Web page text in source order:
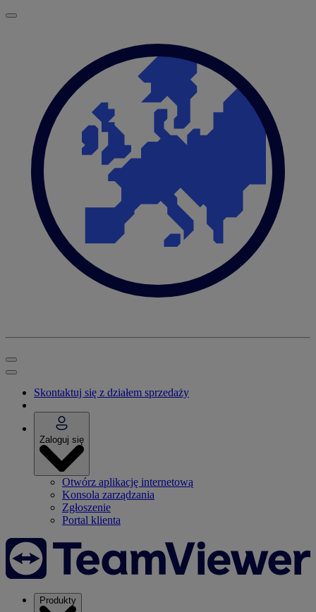
Skontaktuj się z działem sprzedaży
Zaloguj się
Otwórz aplikację internetową
Konsola zarządzania
Zgłoszenie
Portal klienta
Produkty